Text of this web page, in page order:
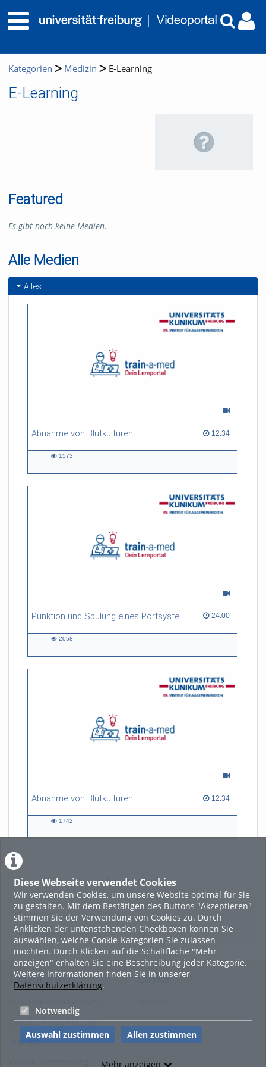
Diese Webseite verwendet Cookies
Wir verwenden Cookies, um unsere Website optimal für Sie
zu gestalten. Mit dem Bestätigen des Buttons "Akzeptieren"
stimmen Sie der Verwendung von Cookies zu. Durch
Anklicken der untenstehenden Checkboxen können Sie
auswählen, welche Cookie-Kategorien Sie zulassen
möchten. Durch Klicken auf die Schaltfläche "Mehr
anzeigen" erhalten Sie eine Beschreibung jeder Kategorie.
Weitere Informationen finden Sie in unserer
Datenschutzerklärung.
Notwendig
Auswahl zustimmen Allen zustimmen
Mehr anzeigen
Kategorien Medizin E-Learning
E-Learning
Featured
Es gibt noch keine Medien.
Alle Medien
Alles
Abnahme von Blutkulturen 12:34
12:34 duration
1573
Punktion und Spülung eines Portsystems 24:00
24:00 duration
2058
Abnahme von Blutkulturen 12:34
12:34 duration
1742
LADE MEHR
Featured
Beliebtheit
Legal Info
Nutzungsbedingungen
Datenschutzerklärung
Imprint
Links
Sitemap